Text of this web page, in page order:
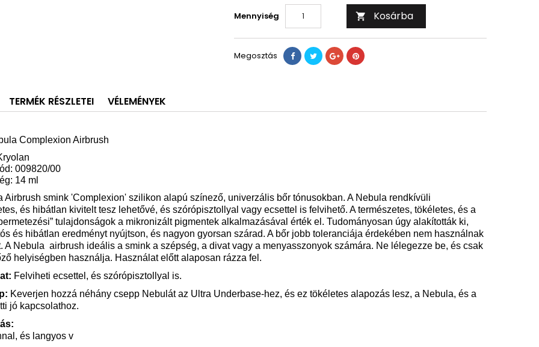
Mennyiség  Kosárba
Megosztás
TERMÉK RÉSZLETEI VÉLEMÉNYEK
Complexion Airbrush
009820/00
14 ml
Airbrush smink 'Complexion' szilikon alapú színező, univerzális bőr tónusokban. A Nebula rendkívüli
és hibátlan kivitelt tesz lehetővé, és szórópisztollyal vagy ecsettel is felvihető. A természetes, tökéletes, és a
tulajdonságok a mikronizált pigmentek alkalmazásával érték el. Tudományosan úgy alakították ki,
és hibátlan eredményt nyújtson, és nagyon gyorsan szárad. A bőr jobb toleranciája érdekében nem használnak
A Nebula airbrush ideális a smink a szépség, a divat vagy a menyasszonyok számára. Ne lélegezze be, és csak
helyiségben használja. Használat előtt alaposan rázza fel.
Felviheti ecsettel, és szórópisztollyal is.
Keverjen hozzá néhány csepp Nebulát az Ultra Underbase-hez, és ez tökéletes alapozás lesz, a Nebula, és a
jó kapcsolathoz.
és langyos v